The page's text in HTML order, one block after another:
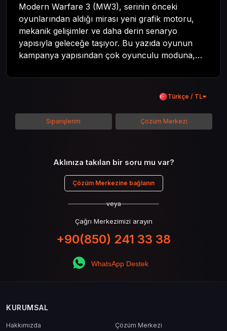
Modern Warfare 3 (MW3), serinin önceki
oyunlarından aldığı mirası yeni grafik motoru,
mekanik gelişimler ve daha derin senaryo
yapısıyla geleceğe taşıyor. Bu yazıda oyunun
kampanya yapısından çok oyunculu moduna,
kadar her şeyi kapsamaya çalışacaktır. Tüm
içeriği boyunca Call of Duty evreninin
detaylarına inilecek ve steam hediye kartı
kullanımının avantajlarından da bahsedilecektir.
Türkçe / TL
Siparişlerim Çözüm Merkezi
Aklınıza takılan bir soru mu var?
Çözüm Merkezine bağlanın
veya
Çağrı Merkezimizi arayın
+90(850) 241 33 38
WhatsApp Destek
KURUMSAL
Hakkımızda
Çözüm Merkezi